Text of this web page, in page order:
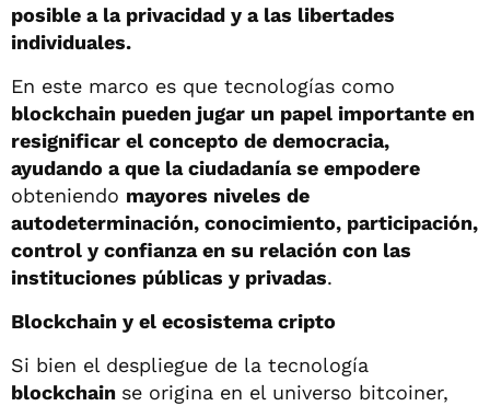
posible a la privacidad y a las libertades
individuales.
En este marco es que tecnologías como
blockchain pueden jugar un papel importante en
resignificar el concepto de democracia,
ayudando aque la ciudadanía se empodere
obteniendo mayores niveles de
autodeterminación, conocimiento, participación,
control y confianza en su relación con las
instituciones públicas y privadas.
Blockchain y el ecosistema cripto
Si bien el despliegue de la tecnología
blockchain se origina en el universo bitcoiner,